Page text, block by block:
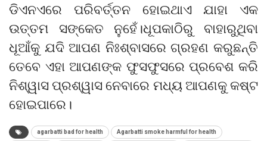
ଡିଏନଏରେ ପରିବର୍ତ୍ତନ ହୋଇଥାଏ ଯାହା ଏକ
ଉତ୍ତମ ସଙ୍କେତ ନୁହେଁ।ଧୂପକାଠିରୁ ବାହାରୁଥିବା
ଧୂଆଁକୁ ଯଦି ଆପଣ ନିଃଶ୍ବାସରେ ଗ୍ରହଣ କରୁଛନ୍ତି
ତେବେ ଏହା ଆପଣଙ୍କ ଫୁସଫୁସରେ ପ୍ରବେଶ କରି
ନିଶ୍ୱାସ ପ୍ରଶ୍ୱାସ ନେବାରେ ମଧ୍ୟ ଆପଣକୁ କଷ୍ଟ
ହୋଇପାରେ।
agarbatti bad for health Agarbatti smoke harmful for health